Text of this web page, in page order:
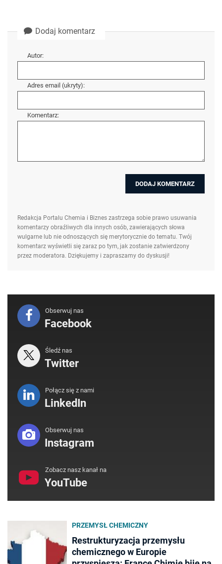
Dodaj komentarz
Autor:
Adres email (ukryty):
Komentarz:
Redakcja Portalu Chemia i Biznes zastrzega sobie prawo usuwania
komentarzy obraźliwych dla innych osób, zawierających słowa
wulgarne lub nie odnoszących się merytorycznie do tematu. Twój
komentarz wyświetli się zaraz po tym, jak zostanie zatwierdzony
przez moderatora. Dziękujemy i zapraszamy do dyskusji!
Obserwuj nas
Facebook
Śledź nas
Twitter
Połącz się z nami
LinkedIn
Obserwuj nas
Instagram
Zobacz nasz kanał na
YouTube
PRZEMYSŁ CHEMICZNY
Restrukturyzacja przemysłu
chemicznego w Europie